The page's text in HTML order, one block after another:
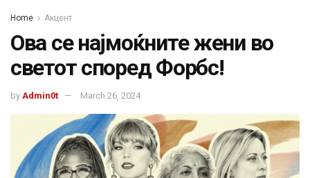
Home Акцент
Ова се најмоќните жени во
светот според Форбс!
by Admin0t March 26, 2024